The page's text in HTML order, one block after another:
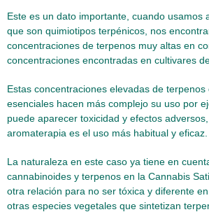
Este es un dato importante, cuando usamos
que son quimiotipos terpénicos, nos
concentraciones de terpenos muy altas en
concentraciones encontradas en cultivares
Estas concentraciones elevadas de terpenos
esenciales hacen más complejo su uso por
puede aparecer toxicidad y efectos
aromaterapia es el uso más habitual y eficaz.
La naturaleza en este caso ya tiene en
cannabinoides y terpenos en la Cannabis
otra relación para no ser tóxica y diferente
otras especies vegetales que sintetizan